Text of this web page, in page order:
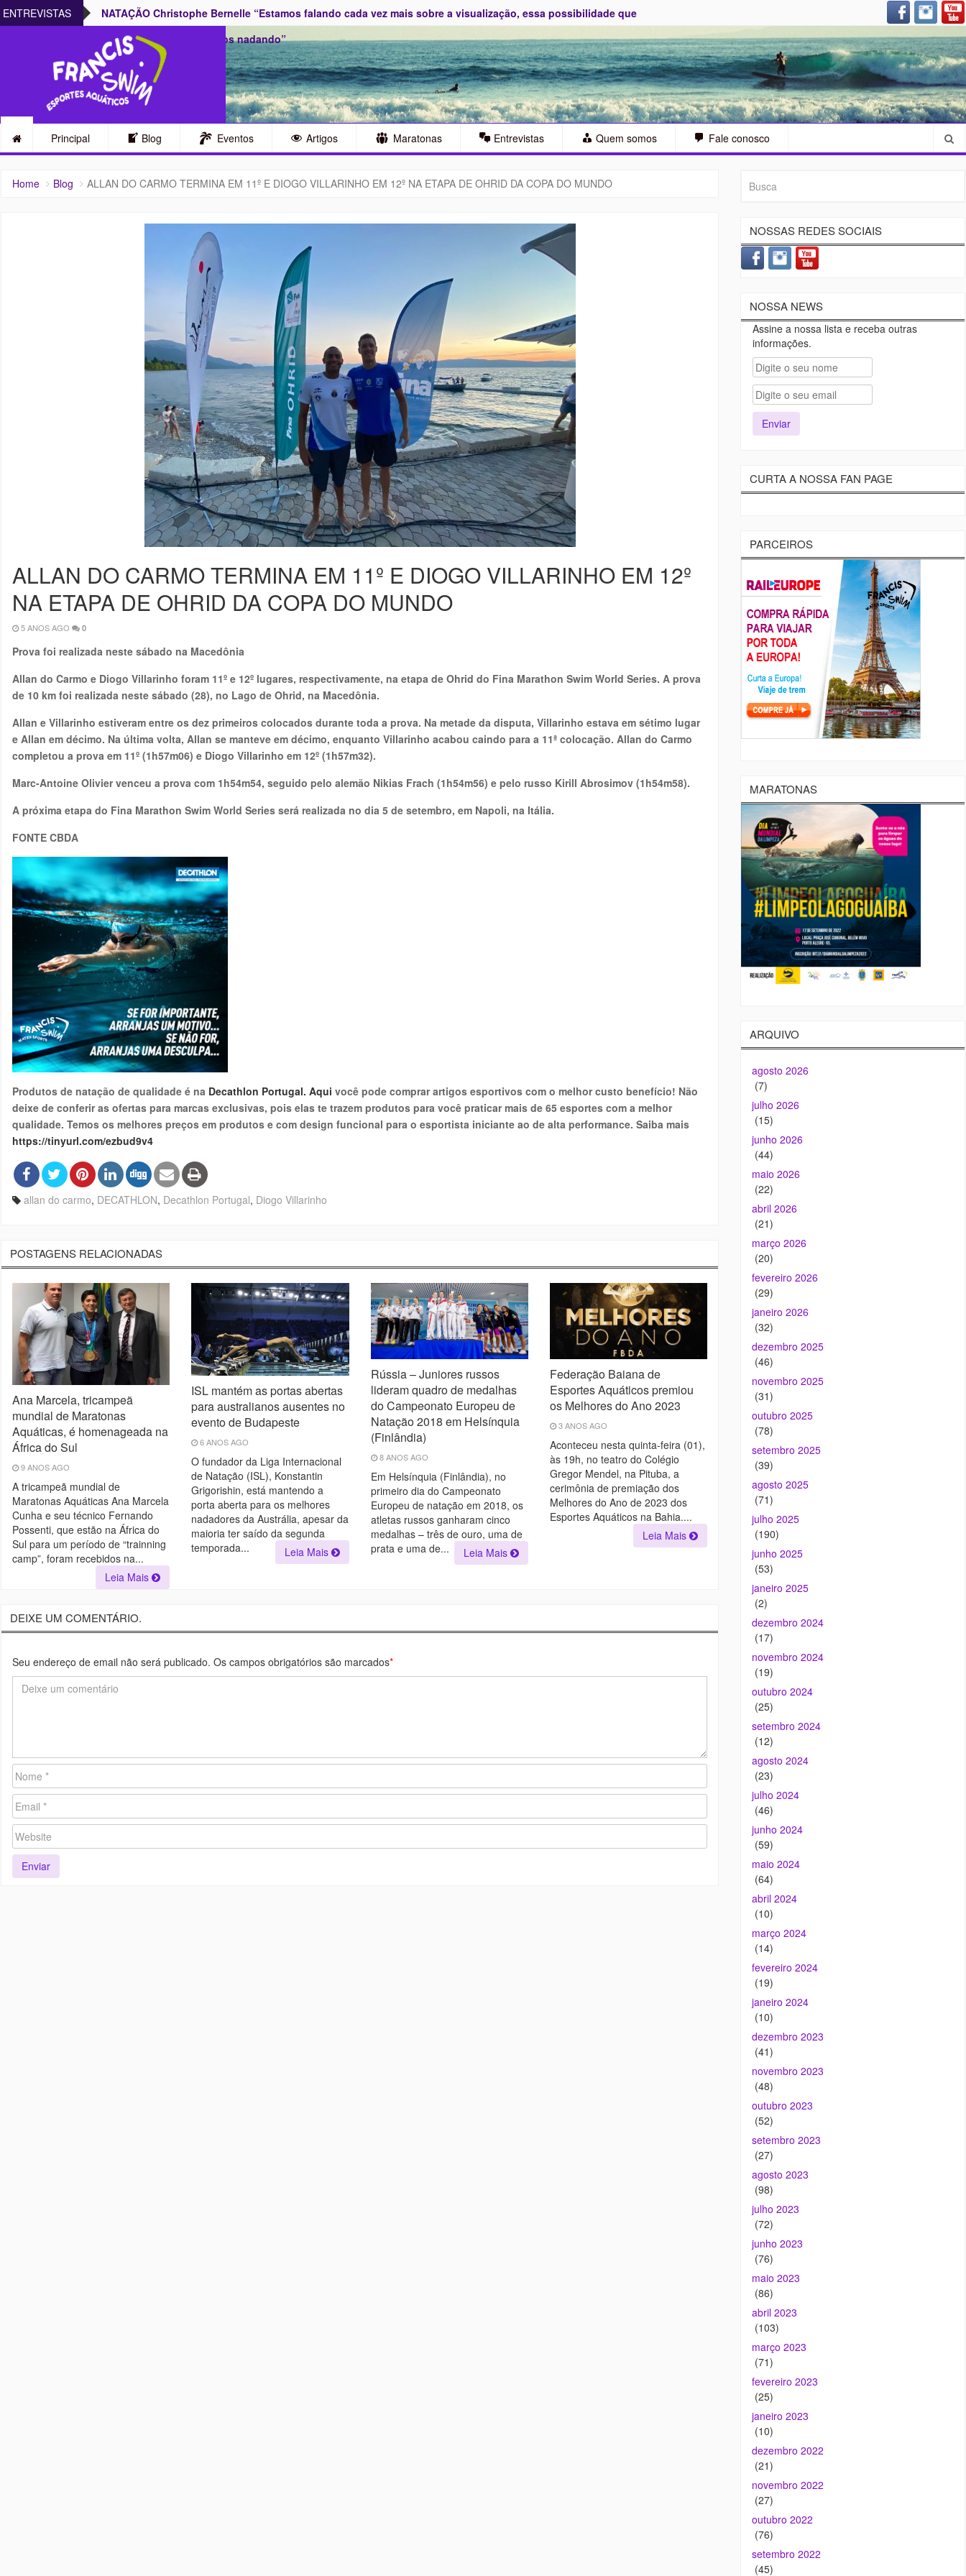
ENTREVISTAS
no Rio
NATAÇÃO Christophe Bernelle “Estamos falando cada vez mais sobre a visualização, essa possibilidade que
temos de nos imaginarmos nadando”
Principal Blog Eventos Artigos Maratonas Entrevistas Quem somos Fale conosco
Home Blog ALLAN DO CARMO TERMINA EM 11º E DIOGO VILLARINHO EM 12º NA ETAPA DE OHRID DA COPA DO MUNDO
ALLAN DO CARMO TERMINA EM 11º E DIOGO VILLARINHO EM 12º
NA ETAPA DE OHRID DA COPA DO MUNDO
5 ANOS AGO 0
Prova foi realizada neste sábado na Macedônia
Allan do Carmo e Diogo Villarinho foram 11º e 12º lugares, respectivamente, na etapa de Ohrid do Fina Marathon Swim World Series. A prova
de 10 km foi realizada neste sábado (28), no Lago de Ohrid, na Macedônia.
Allan e Villarinho estiveram entre os dez primeiros colocados durante toda a prova. Na metade da disputa, Villarinho estava em sétimo lugar
e Allan em décimo. Na última volta, Allan se manteve em décimo, enquanto Villarinho acabou caindo para a 11ª colocação. Allan do Carmo
completou a prova em 11º (1h57m06) e Diogo Villarinho em 12º (1h57m32).
Marc-Antoine Olivier venceu a prova com 1h54m54, seguido pelo alemão Nikias Frach (1h54m56) e pelo russo Kirill Abrosimov (1h54m58).
A próxima etapa do Fina Marathon Swim World Series será realizada no dia 5 de setembro, em Napoli, na Itália.
FONTE CBDA
Produtos de natação de qualidade é na Decathlon Portugal. Aqui você pode comprar artigos esportivos com o melhor custo benefício! Não
deixe de conferir as ofertas para marcas exclusivas, pois elas te trazem produtos para você praticar mais de 65 esportes com a melhor
qualidade. Temos os melhores preços em produtos e com design funcional para o esportista iniciante ao de alta performance. Saiba mais
https://tinyurl.com/ezbud9v4
allan do carmo, DECATHLON, Decathlon Portugal, Diogo Villarinho
POSTAGENS RELACIONADAS
Ana Marcela, tricampeã
mundial de Maratonas
Aquáticas, é homenageada na
África do Sul
9 ANOS AGO
A tricampeã mundial de
Maratonas Aquáticas Ana Marcela
Cunha e seu técnico Fernando
Possenti, que estão na África do
Sul para um período de “trainning
camp”, foram recebidos na...
Leia Mais
ISL mantém as portas abertas
para australianos ausentes no
evento de Budapeste
6 ANOS AGO
O fundador da Liga Internacional
de Natação (ISL), Konstantin
Grigorishin, está mantendo a
porta aberta para os melhores
nadadores da Austrália, apesar da
maioria ter saído da segunda
temporada...
Leia Mais
Rússia – Juniores russos
lideram quadro de medalhas
do Campeonato Europeu de
Natação 2018 em Helsínquia
(Finlândia)
8 ANOS AGO
Em Helsínquia (Finlândia), no
primeiro dia do Campeonato
Europeu de natação em 2018, os
atletas russos ganharam cinco
medalhas – três de ouro, uma de
prata e uma de...
Leia Mais
Federação Baiana de
Esportes Aquáticos premiou
os Melhores do Ano 2023
3 ANOS AGO
Aconteceu nesta quinta-feira (01),
às 19h, no teatro do Colégio
Gregor Mendel, na Pituba, a
cerimônia de premiação dos
Melhores do Ano de 2023 dos
Esportes Aquáticos na Bahia....
Leia Mais
DEIXE UM COMENTÁRIO.
Seu endereço de email não será publicado. Os campos obrigatórios são marcados*
NOSSAS REDES SOCIAIS
NOSSA NEWS
Assine a nossa lista e receba outras
informações.
CURTA A NOSSA FAN PAGE
PARCEIROS
MARATONAS
ARQUIVO
agosto 2026
(7)
julho 2026
(15)
junho 2026
(44)
maio 2026
(22)
abril 2026
(21)
março 2026
(20)
fevereiro 2026
(29)
janeiro 2026
(32)
dezembro 2025
(46)
novembro 2025
(31)
outubro 2025
(78)
setembro 2025
(39)
agosto 2025
(71)
julho 2025
(190)
junho 2025
(53)
janeiro 2025
(2)
dezembro 2024
(17)
novembro 2024
(19)
outubro 2024
(25)
setembro 2024
(12)
agosto 2024
(23)
julho 2024
(46)
junho 2024
(59)
maio 2024
(64)
abril 2024
(10)
março 2024
(14)
fevereiro 2024
(19)
janeiro 2024
(10)
dezembro 2023
(41)
novembro 2023
(48)
outubro 2023
(52)
setembro 2023
(27)
agosto 2023
(98)
julho 2023
(72)
junho 2023
(76)
maio 2023
(86)
abril 2023
(103)
março 2023
(71)
fevereiro 2023
(25)
janeiro 2023
(10)
dezembro 2022
(21)
novembro 2022
(27)
outubro 2022
(76)
setembro 2022
(45)